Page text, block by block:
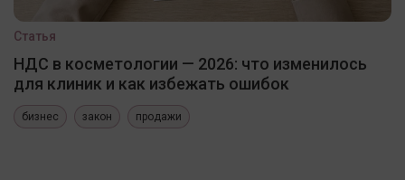
Статья
НДС в косметологии — 2026: что изменилось
для клиник и как избежать ошибок
бизнес закон продажи